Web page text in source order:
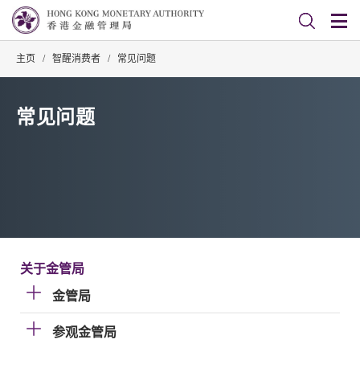
主页 / 智醒消费者 / 常见问题
常见问题
关于金管局
金管局
参观金管局